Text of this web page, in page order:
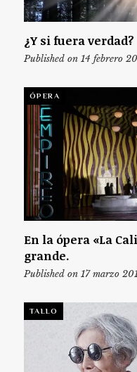
¿Y si fuera verdad?
Published on 14 febrero
ÓPERA
En la ópera «La
grande.
Published on 17 marzo
TALLO